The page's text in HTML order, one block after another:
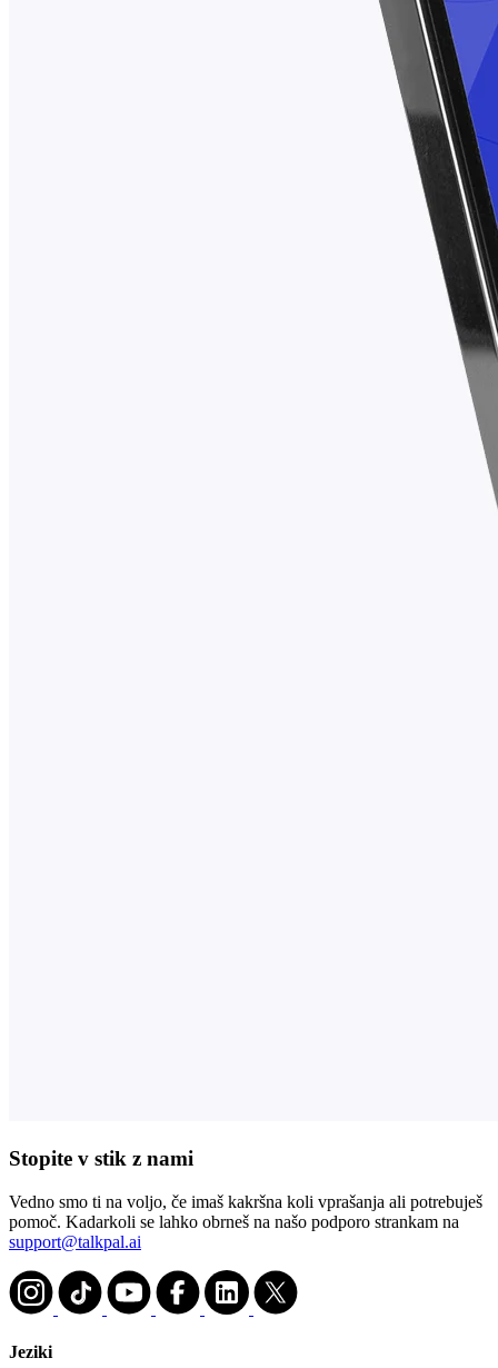
Stopite v stik z nami
Vedno smo ti na voljo, če imaš kakršna koli vprašanja ali potrebuješ
pomoč. Kadarkoli se lahko obrneš na našo podporo strankam na
support@talkpal.ai
Jeziki